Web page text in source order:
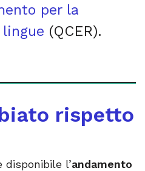
per la
(QCER).
rispetto
disponibile l’andamento